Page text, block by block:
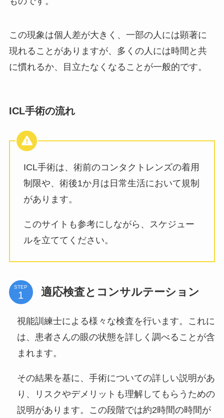
この現象は個人差が大きく、一部の人には顕著に
現れることがありますが、多くの人には時間と共
に慣れるか、目立たなくなることが一般的です。
ICL手術の流れ
ICL手術は、術前のコンタクトレンズの着用
制限や、術後1か月は日常生活において規制
があります。
このサイトも参考にしながら、スケジュー
ルを立ててください。
STEP 適応検査とコンサルテーション
視能訓練士による様々な検査を行います。これに
は、患者さんの眼の状態を詳しく調べることが含
まれます。
その結果を基に、手術についての詳しい説明があ
り、リスクやデメリットも理解してもらうための
説明があります。この段階では約2時間の時間が